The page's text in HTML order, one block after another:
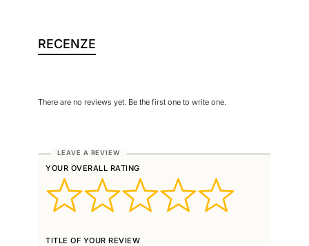
RECENZE
There are no reviews yet. Be the first one to write one.
YOUR OVERALL RATING
TITLE OF YOUR REVIEW